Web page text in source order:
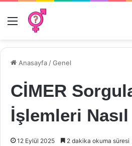
Menü
Anasayfa /Genel
CİMER
İşlemleri Nasıl
12 Eylül 2025 2 dakika okuma süresi